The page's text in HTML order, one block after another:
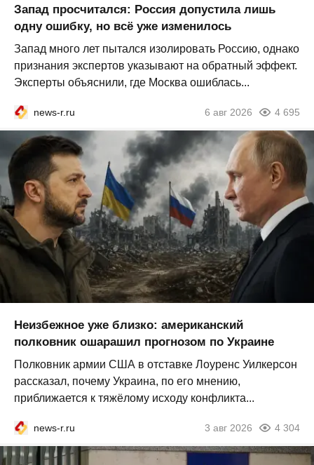
Запад просчитался: Россия допустила лишь
одну ошибку, но всё уже изменилось
Запад много лет пытался изолировать Россию, однако
признания экспертов указывают на обратный эффект.
Эксперты объяснили, где Москва ошиблась...
news-r.ru 6 авг 2026 4 695
Неизбежное уже близко: американский
полковник ошарашил прогнозом по Украине
Полковник армии США в отставке Лоуренс Уилкерсон
рассказал, почему Украина, по его мнению,
приближается к тяжёлому исходу конфликта...
news-r.ru 3 авг 2026 4 304